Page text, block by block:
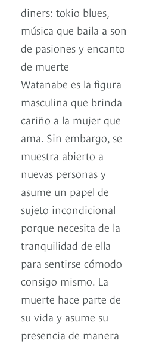
Watanabe es la figura
masculina que brinda
cariño a la mujer que
ama. Sin embargo, se
muestra abierto a
nuevas personas y
asume un papel de
sujeto incondicional
porque necesita de la
tranquilidad de ella
para sentirse cómodo
consigo mismo. La
muerte hace parte de
su vida y asume su
presencia de manera